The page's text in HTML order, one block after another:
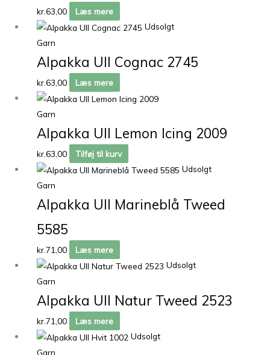
kr.63,00
Læs mere
Udsolgt
Garn
Alpakka Ull Cognac 2745
kr.63,00 Læs mere
Garn
Alpakka Ull Lemon Icing 2009
kr.63,00
Tilføj til kurv
Udsolgt
Garn
Alpakka Ull Marineblå Tweed
5585
kr.71,00
Læs mere
Udsolgt
Garn
Alpakka Ull Natur Tweed 2523
kr.71,00
Læs mere
Udsolgt
Garn